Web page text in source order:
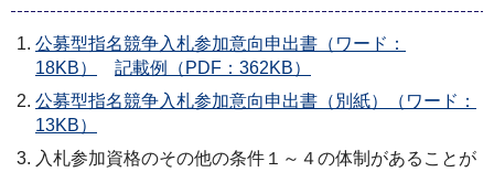
公募型指名競争入札参加意向申出書（ワード：
18KB）
記載例（PDF：362KB）
公募型指名競争入札参加意向申出書（別紙）（ワード：
13KB）
入札参加資格のその他の条件１～４の体制があることが